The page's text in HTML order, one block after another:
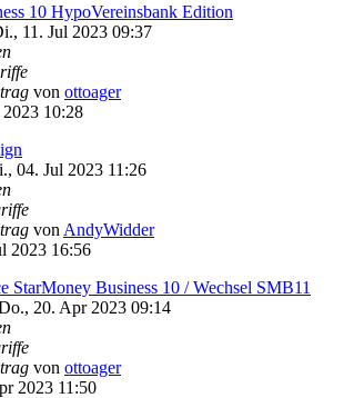
10 HypoVereinsbank Edition
11. Jul 2023 09:37
von ottoager
10:28
04. Jul 2023 11:26
von AndyWidder
2023 16:56
StarMoney Business 10 / Wechsel SMB11
20. Apr 2023 09:14
von ottoager
2023 11:50